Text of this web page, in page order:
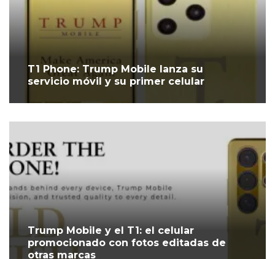
T1 Phone: Trump Mobile lanza su
servicio móvil y su primer celular
Trump Mobile y el T1: el celular
promocionado con fotos editadas de
otras marcas